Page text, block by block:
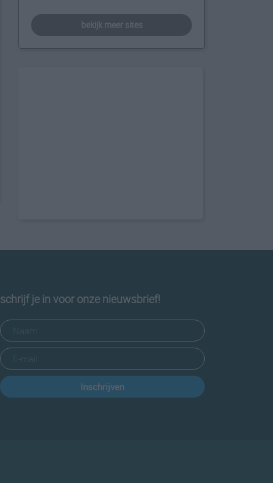
bekijk meer sites
schrijf je in voor onze nieuwsbrief!
Inschrijven